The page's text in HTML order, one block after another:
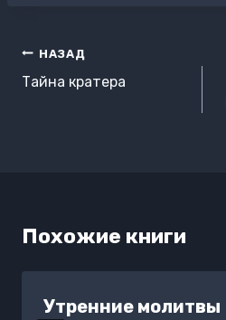
Навигация
по
НАЗАД
Тайна кратера
Похожие книги
Утренние молитвы